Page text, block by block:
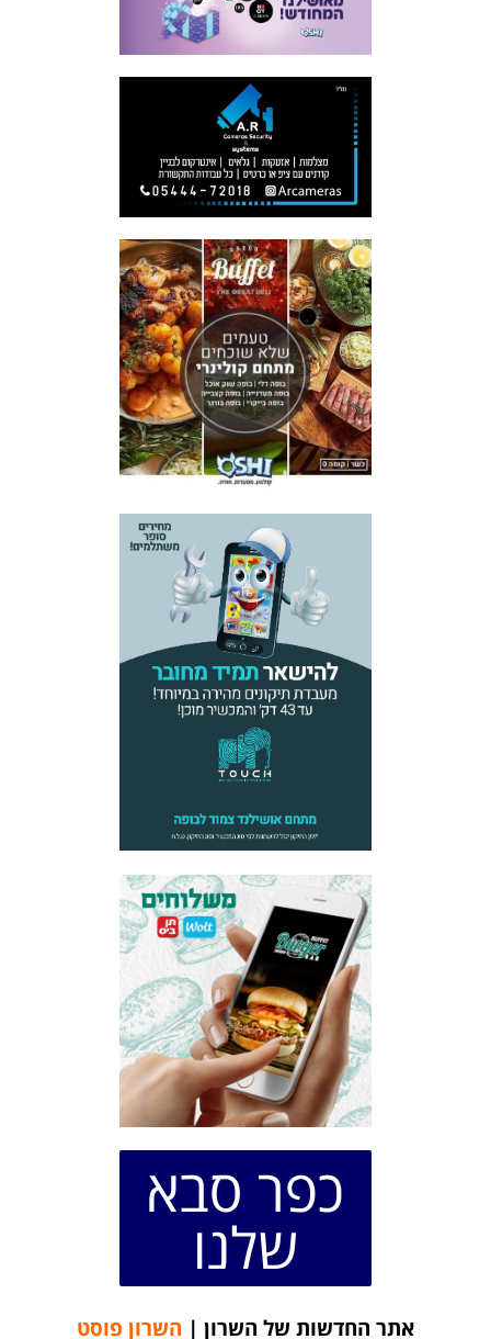
כפר סבא
שלנו
אתר החדשות של השרון | השרון פוסט